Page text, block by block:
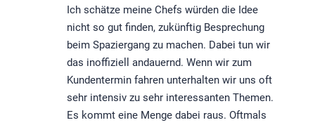
Ich schätze meine Chefs würden die Idee
nicht so gut finden, zukünftig Besprechung
beim Spaziergang zu machen. Dabei tun wir
das inoffiziell andauernd. Wenn wir zum
Kundentermin fahren unterhalten wir uns oft
sehr intensiv zu sehr interessanten Themen.
Es kommt eine Menge dabei raus. Oftmals